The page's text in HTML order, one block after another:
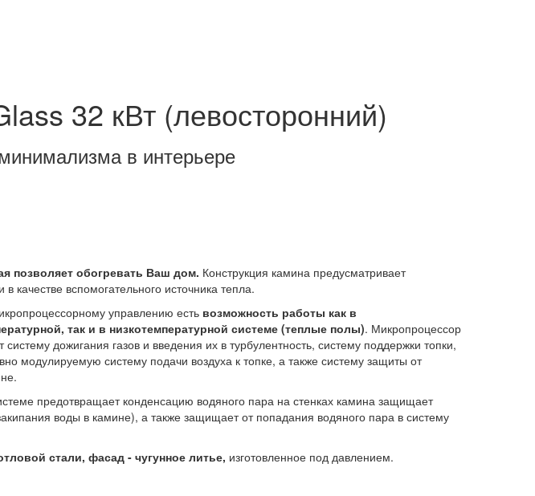
32 кВт (левосторонний)
в интерьере
позволяет обогревать Ваш дом. Конструкция камина предусматривает
качестве вспомогательного источника тепла.
управлению есть возможность работы как в
так и в низкотемпературной системе (теплые полы). Микропроцессор
систему дожигания газов и введения их в турбулентность, систему поддержки топки,
модулируемую систему подачи воздуха к топке, а также систему защиты от
предотвращает конденсацию водяного пара на стенках камина защищает
воды в камине), а также защищает от попадания водяного пара в систему
стали, фасад - чугунное литье, изготовленное под давлением.